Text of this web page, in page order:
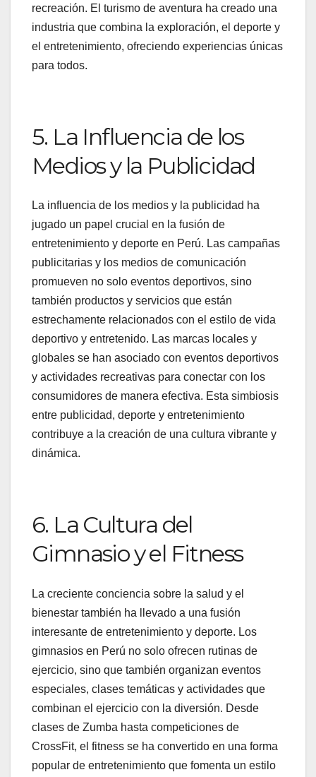
recreación. El turismo de aventura ha creado una
industria que combina la exploración, el deporte y
el entretenimiento, ofreciendo experiencias únicas
para todos.
5. La Influencia de los
Medios y la Publicidad
La influencia de los medios y la publicidad ha
jugado un papel crucial en la fusión de
entretenimiento y deporte en Perú. Las campañas
publicitarias y los medios de comunicación
promueven no solo eventos deportivos, sino
también productos y servicios que están
estrechamente relacionados con el estilo de vida
deportivo y entretenido. Las marcas locales y
globales se han asociado con eventos deportivos
y actividades recreativas para conectar con los
consumidores de manera efectiva. Esta simbiosis
entre publicidad, deporte y entretenimiento
contribuye a la creación de una cultura vibrante y
dinámica.
6. La Cultura del
Gimnasio y el Fitness
La creciente conciencia sobre la salud y el
bienestar también ha llevado a una fusión
interesante de entretenimiento y deporte. Los
gimnasios en Perú no solo ofrecen rutinas de
ejercicio, sino que también organizan eventos
especiales, clases temáticas y actividades que
combinan el ejercicio con la diversión. Desde
clases de Zumba hasta competiciones de
CrossFit, el fitness se ha convertido en una forma
popular de entretenimiento que fomenta un estilo